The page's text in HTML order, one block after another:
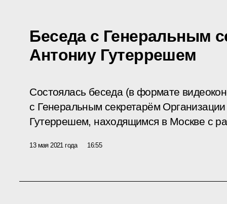
Беседа с Генеральным
Антониу Гутеррешем
Состоялась беседа (в формате
с Генеральным секретарём
Гутеррешем, находящимся в Москве с
13 мая 2021 года 16:55